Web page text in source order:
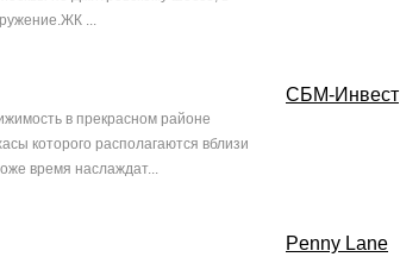
...
в прекрасном районе
которого располагаются вблизи
время наслаждат...
СБМ-Инвест
Penny Lane